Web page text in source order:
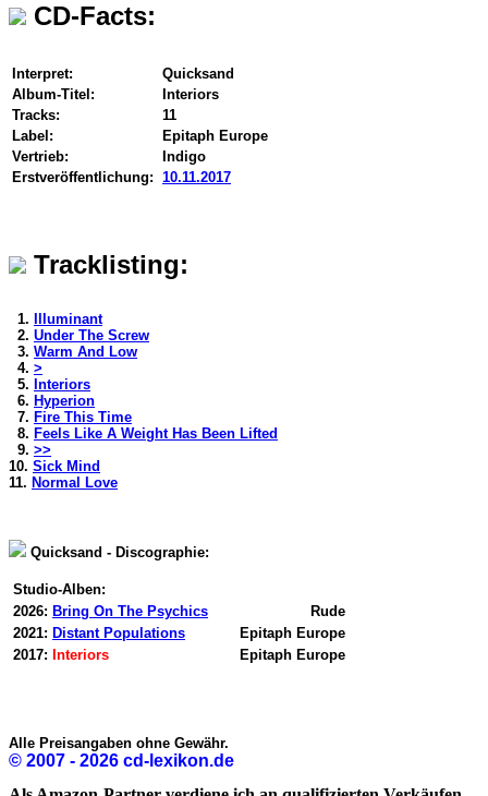
CD-Facts:
Interpret:
Quicksand
Album-Titel:
Interiors
Tracks:
11
Label:
Epitaph Europe
Vertrieb:
Indigo
Erstveröffentlichung: 10.11.2017
Tracklisting:
1.
Illuminant
2. Under The Screw
3. Warm And Low
4. >
5. Interiors
6. Hyperion
7. Fire This Time
8. Feels Like A Weight Has Been Lifted
9. >>
10. Sick Mind
11. Normal Love
Quicksand - Discographie:
Studio-Alben:
2026: Bring On The Psychics
Rude
2021: Distant Populations
Epitaph Europe
2017: Interiors Epitaph Europe
Alle Preisangaben ohne Gewähr.
© 2007 - 2026 cd-lexikon.de